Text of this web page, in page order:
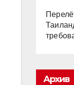
Архив